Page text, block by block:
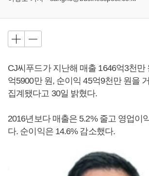
CJ씨푸드가 지난해 매출 1646억3천만
억5900만 원, 순이익 45억9천만 원을
집계됐다고 30일 밝혔다.
2016년보다 매출은 5.2% 줄고 영업이
다. 순이익은 14.6% 감소했다.